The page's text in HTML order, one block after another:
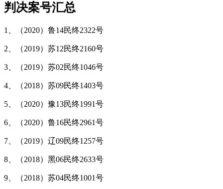
判决案号汇总
1、（2020）鲁14民终2322号
2、（2019）苏12民终2160号
3、（2019）苏02民终1046号
4、（2018）苏09民终1403号
5、（2020）豫13民终1991号
6、（2020）鲁16民终2961号
7、（2019）辽09民终1257号
8、（2018）黑06民终2633号
9、（2018）苏04民终1001号